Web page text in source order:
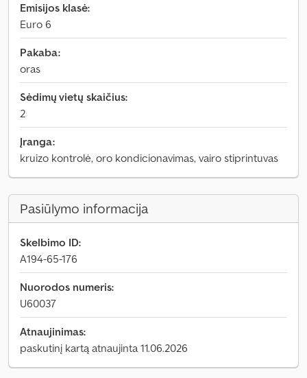
Emisijos klasė:
Euro 6
Pakaba:
oras
Sėdimų vietų skaičius:
2
Įranga:
kruizo kontrolė, oro kondicionavimas, vairo stiprintuvas
Pasiūlymo informacija
Skelbimo ID:
A194-65-176
Nuorodos numeris:
U60037
Atnaujinimas:
paskutinį kartą atnaujinta 11.06.2026